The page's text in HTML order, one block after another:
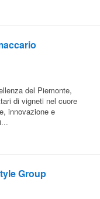
del Piemonte,
di vigneti nel cuore
innovazione e
Group